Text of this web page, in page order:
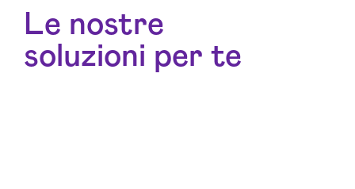
Le nostre
soluzioni per te